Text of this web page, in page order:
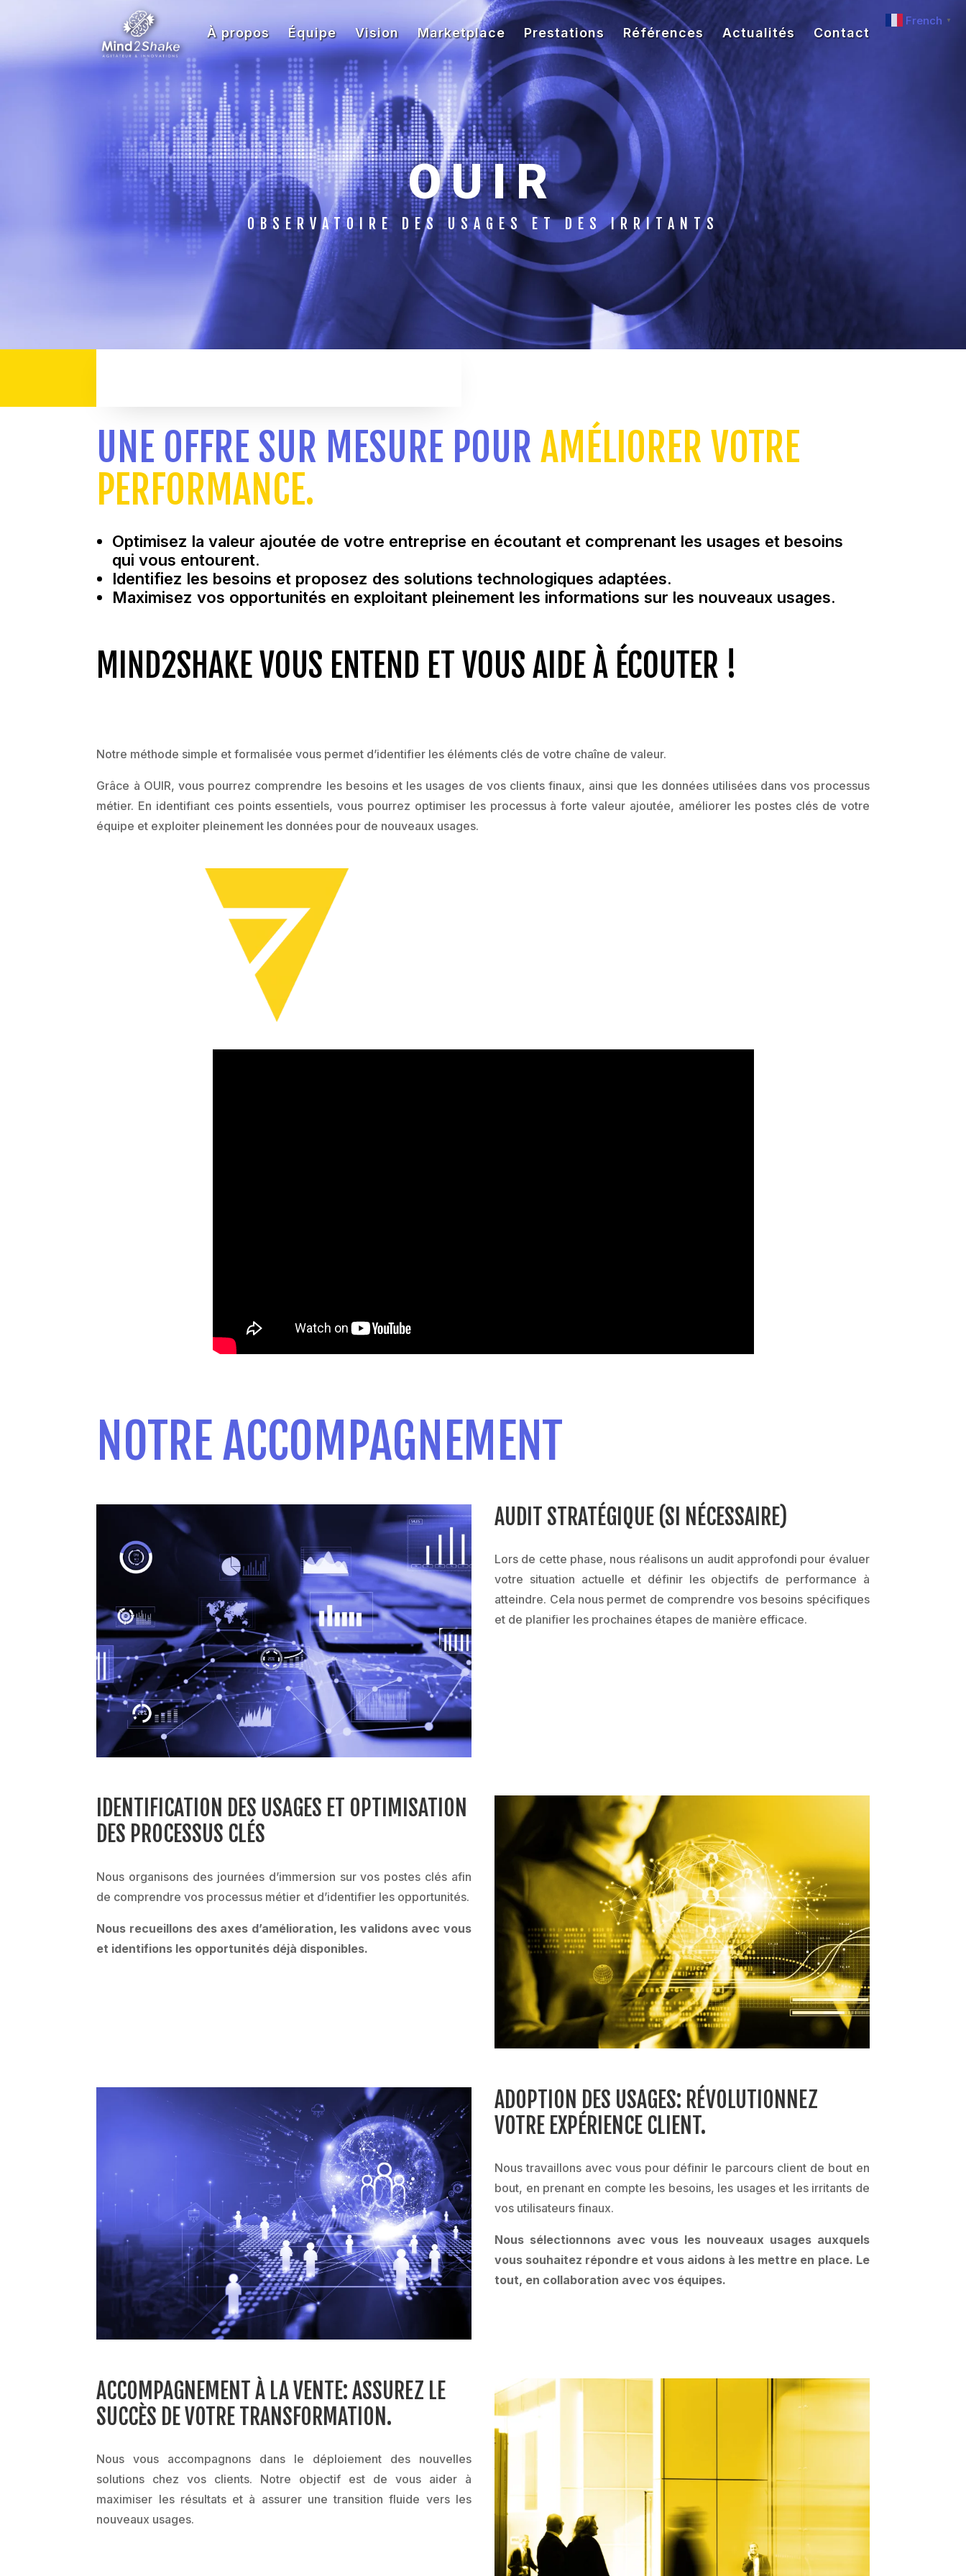
À propos Équipe Vision Marketplace Prestations Références Actualités Contact
OUIR
OBSERVATOIRE DES USAGES ET DES IRRITANTS
UNE OFFRE SUR MESURE POURAMÉLIORER VOTRE
PERFORMANCE.
Optimisez la valeur ajoutée de votre entreprise en écoutant et comprenant les usages et besoins
qui vous entourent.
Identifiez les besoins et proposez des solutions technologiques adaptées.
Maximisez vos opportunités en exploitant pleinement les informations sur les nouveaux usages.
MIND2SHAKE VOUS ENTEND ET VOUS AIDE À ÉCOUTER !
Notre méthode simple et formalisée vous permet d’identifier les éléments clés de votre chaîne de valeur.
Grâce à OUIR, vous pourrez comprendre les besoins et les usages de vos clients finaux, ainsi que les données utilisées dans vos processus
métier. En identifiant ces points essentiels, vous pourrez optimiser les processus à forte valeur ajoutée, améliorer les postes clés de votre
équipe et exploiter pleinement les données pour de nouveaux usages.
NOTRE ACCOMPAGNEMENT
AUDIT STRATÉGIQUE (SI NÉCESSAIRE)
Lors de cette phase, nous réalisons un audit approfondi pour évaluer
votre situation actuelle et définir les objectifs de performance à
atteindre. Cela nous permet de comprendre vos besoins spécifiques
et de planifier les prochaines étapes de manière efficace.
IDENTIFICATION DES USAGES ET OPTIMISATION
DES PROCESSUS CLÉS
Nous organisons des journées d’immersion sur vos postes clés afin
de comprendre vos processus métier et d’identifier les opportunités.
Nous recueillons des axes d’amélioration, les validons avec vous
et identifions les opportunités déjà disponibles.
ADOPTION DES USAGES: RÉVOLUTIONNEZ
VOTRE EXPÉRIENCE CLIENT.
Nous travaillons avec vous pour définir le parcours client de bout en
bout, en prenant en compte les besoins, les usages et les irritants de
vos utilisateurs finaux.
Nous sélectionnons avec vous les nouveaux usages auxquels
vous souhaitez répondre et vous aidons à les mettre en place. Le
tout, en collaboration avec vos équipes.
ACCOMPAGNEMENT À LA VENTE: ASSUREZ LE
SUCCÈS DE VOTRE TRANSFORMATION.
Nous vous accompagnons dans le déploiement des nouvelles
solutions chez vos clients. Notre objectif est de vous aider à
maximiser les résultats et à assurer une transition fluide vers les
nouveaux usages.
French ▼